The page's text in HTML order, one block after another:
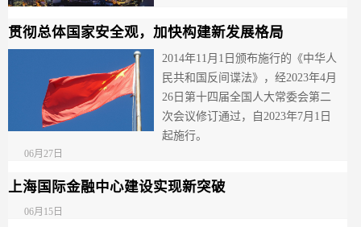
贯彻总体国家安全观，加快构建新发展格局
2014年11月1日颁布施行的《中华人
民共和国反间谍法》，经2023年4月
26日第十四届全国人大常委会第二
次会议修订通过，自2023年7月1日
起施行。
06月27日
上海国际金融中心建设实现新突破
06月15日